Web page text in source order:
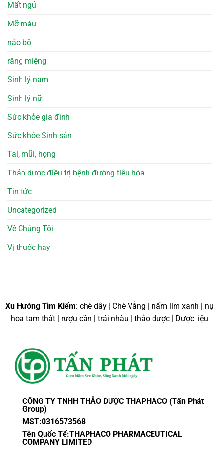
Mất ngủ
Mỡ máu
não bộ
răng miệng
Sinh lý nam
Sinh lý nữ
Sức khỏe gia đình
Sức khỏe Sinh sản
Tai, mũi, họng
Thảo dược điều trị bệnh đường tiêu hóa
Tin tức
Uncategorized
Về Chúng Tôi
Vị thuốc hay
Xu Hướng Tìm Kiếm: chè dây | Chè Vằng | nấm lim xanh | nụ
hoa tam thất | rượu cần | trái nhàu | thảo dược | Dược liệu
CÔNG TY TNHH THẢO DƯỢC THAPHACO (Tấn Phát
Group)
MST:0316573568
Tên Quốc Tế:THAPHACO PHARMACEUTICAL
COMPANY LIMITED